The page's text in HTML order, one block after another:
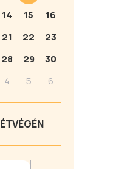
14 15
16
21 22
23
28 29
30
4 5 6